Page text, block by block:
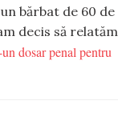
bărbat de 60 de
decis să relatăm
dosar penal pentru